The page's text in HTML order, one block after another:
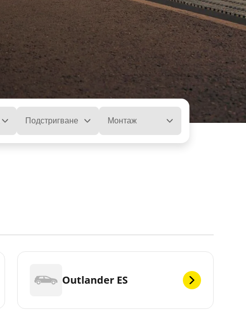
Подстригване Монтаж
Outlander ES